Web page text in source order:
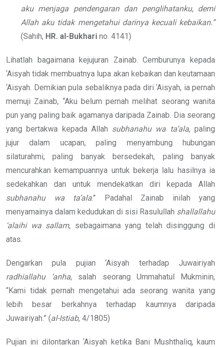
aku menjaga pendengaran dan penglihatanku, demi
Allah aku tidak mengetahui darinya kecuali kebaikan.”
(Sahih, HR. al-Bukhari no. 4141)
Lihatlah bagaimana kejujuran Zainab. Cemburunya kepada
‘Aisyah tidak membuatnya lupa akan kebaikan dan keutamaan
‘Aisyah. Demikian pula sebaliknya pada diri ‘Aisyah, ia pernah
memuji Zainab, “Aku belum pernah melihat seorang wanita
pun yang paling baik agamanya daripada Zainab. Dia seorang
yang bertakwa kepada Allah subhanahu wa ta’ala, paling
jujur dalam ucapan, paling menyambung hubungan
silaturahmi, paling banyak bersedekah, paling banyak
mencurahkan kemampuannya untuk bekerja lalu hasilnya ia
sedekahkan dan untuk mendekatkan diri kepada Allah
subhanahu wa ta’ala.” Padahal Zainab inilah yang
menyamainya dalam kedudukan di sisi Rasulullah shallallahu
‘alaihi wa sallam, sebagaimana yang telah disinggung di
atas.
Dengarkan pula pujian ‘Aisyah terhadap Juwairiyah
radhiallahu ‘anha, salah seorang Ummahatul Mukminin,
“Kami tidak pernah mengetahui ada seorang wanita yang
lebih besar berkahnya terhadap kaumnya daripada
Juwairiyah.” (al-Istiab, 4/1805)
Pujian ini dilontarkan ‘Aisyah ketika Bani Mushthaliq, kaum